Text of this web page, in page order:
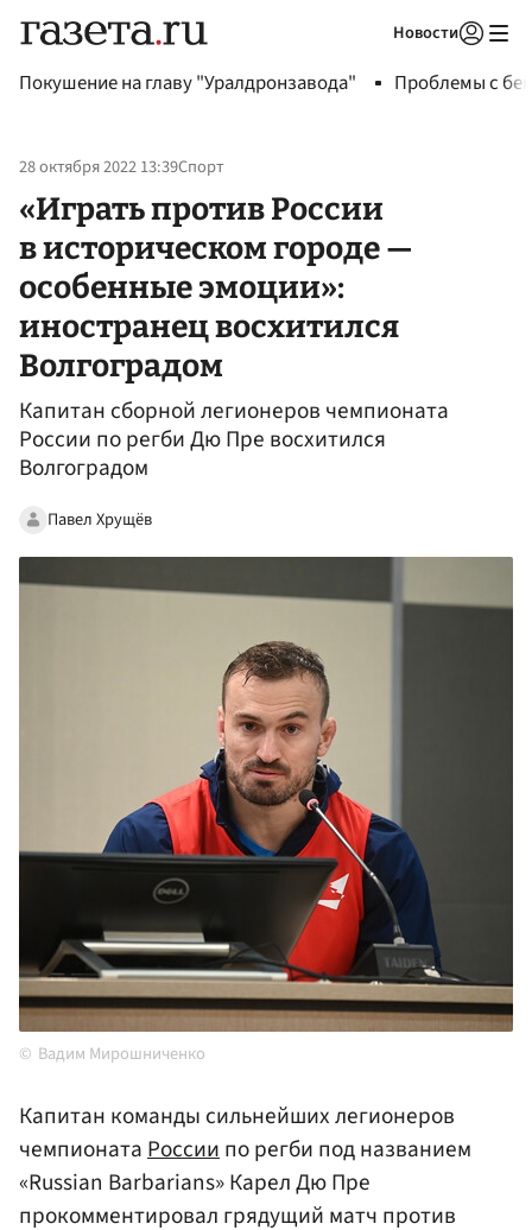
Новости
Покушение на главу "Уралдронзавода" Проблемы с
28 октября 2022 13:39Спорт
«Играть против России
в историческом городе —
особенные эмоции»:
иностранец восхитился
Волгоградом
Капитан сборной легионеров чемпионата
России по регби Дю Пре восхитился
Волгоградом
Павел Хрущёв
Вадим Мирошниченко
Капитан команды сильнейших легионеров
чемпионатаРоссиипо регби под названием
«Russian Barbarians» Карел Дю Пре
прокомментировал грядущий матч против